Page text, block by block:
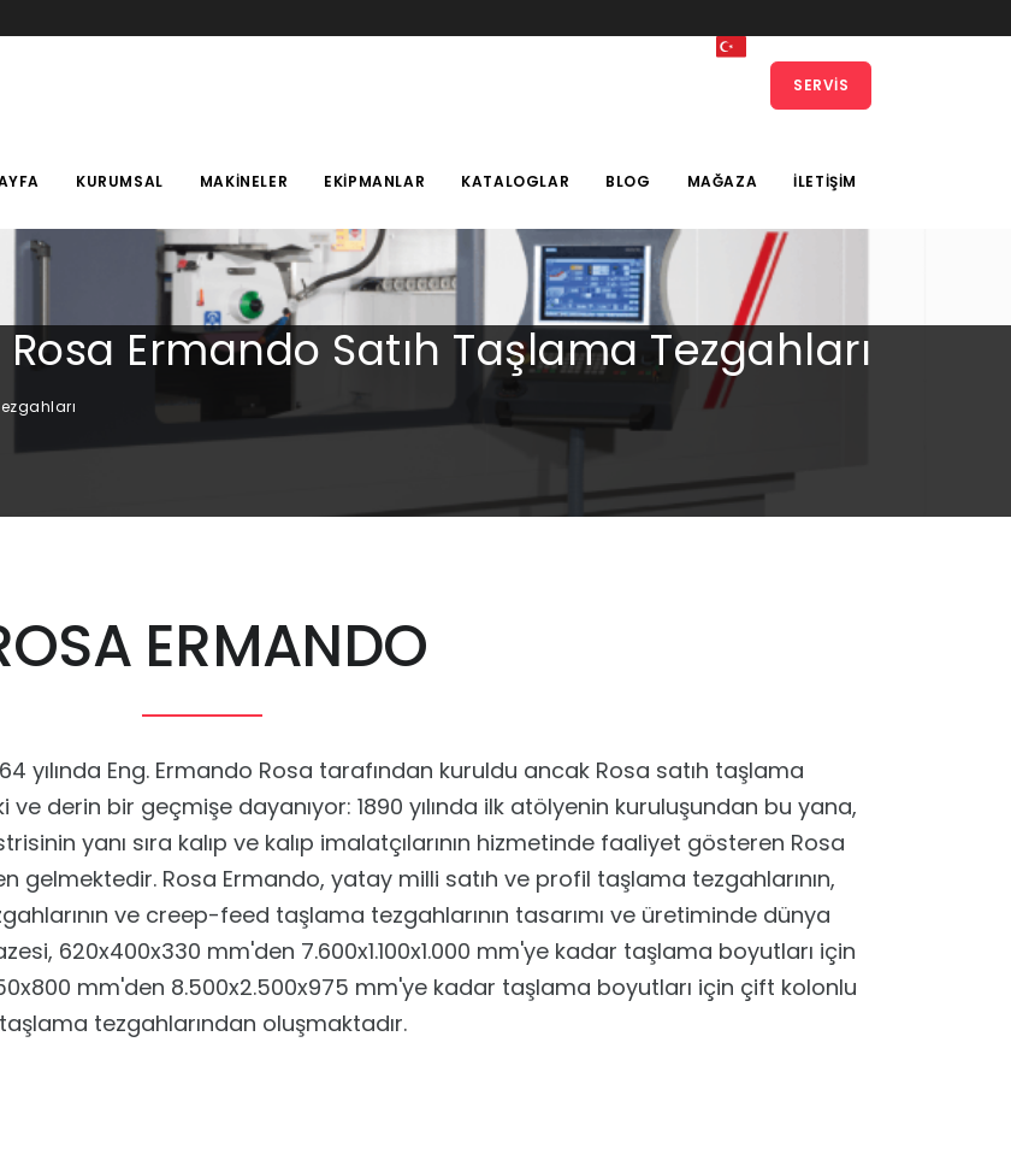
SERVIS
KURUMSAL MAKINELER EKIPMANLAR KATALOGLAR BLOG MAĞAZA İLETIŞIM
Rosa Ermando Satıh Taşlama Tezgahları
ERMANDO
yılında Eng. Ermando Rosa tarafından kuruldu ancak Rosa satıh taşlama
derin bir geçmişe dayanıyor: 1890 yılında ilk atölyenin kuruluşundan bu yana,
yanı sıra kalıp ve kalıp imalatçılarının hizmetinde faaliyet gösteren Rosa
gelmektedir. Rosa Ermando, yatay milli satıh ve profil taşlama tezgahlarının,
ve creep-feed taşlama tezgahlarının tasarımı ve üretiminde dünya
620x400x330 mm'den 7.600x1.100x1.000 mm'ye kadar taşlama boyutları için
mm'den 8.500x2.500x975 mm'ye kadar taşlama boyutları için çift kolonlu
taşlama tezgahlarından oluşmaktadır.